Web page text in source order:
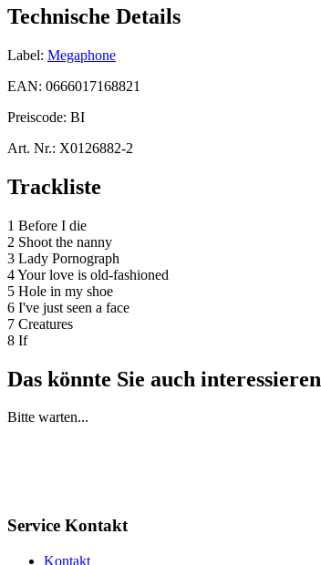
Technische Details
Label: Megaphone
EAN: 0666017168821
Preiscode: BI
Art. Nr.: X0126882-2
Trackliste
1 Before I die
2 Shoot the nanny
3 Lady Pornograph
4 Your love is old-fashioned
5 Hole in my shoe
6 I've just seen a face
7 Creatures
8 If
Das könnte Sie auch interessieren
Bitte warten...
Service Kontakt
Kontakt